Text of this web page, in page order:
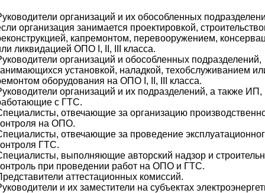
организаций и их обособленных
организация занимается проектировкой,
капремонтом, перевооружением,
ликвидацией ОПО I, II, III класса.
организаций и обособленных подразделений,
установкой, наладкой, техобслуживанием
оборудования на ОПО I, II, III класса.
организаций и их подразделений, а также ИП,
с ГТС.
отвечающие за организацию
на ОПО.
отвечающие за проведение
ГТС.
выполняющие авторский надзор и
при проведении работ на ОПО и ГТС.
аттестационных комиссий.
и их заместители на субъектах